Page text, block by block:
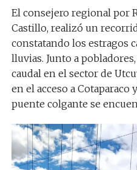
El consejero regional por
Castillo, realizó un
constatando los estragos
lluvias. Junto a
caudal en el sector de
en el acceso a Cotaparaco
puente colgante se